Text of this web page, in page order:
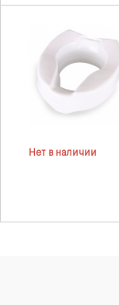
Нет в наличии